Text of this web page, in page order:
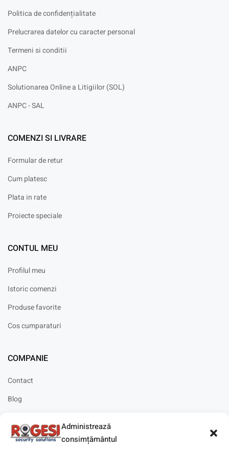
Administrează
consimțământul
Politica de confidențialitate
Prelucrarea datelor cu caracter personal
Termeni si conditii
ANPC
Solutionarea Online a Litigiilor (SOL)
ANPC - SAL
COMENZI SI LIVRARE
Formular de retur
Cum platesc
Plata in rate
Proiecte speciale
CONTUL MEU
Profilul meu
Istoric comenzi
Produse favorite
Cos cumparaturi
COMPANIE
Contact
Blog
Solicitare instalare